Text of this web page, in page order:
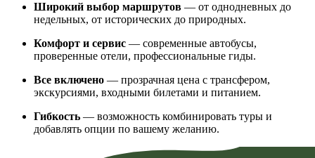
Широкий выбор маршрутов — от однодневных до
недельных, от исторических до природных.
Комфорт и сервис — современные автобусы,
проверенные отели, профессиональные гиды.
Все включено — прозрачная цена с трансфером,
экскурсиями, входными билетами и питанием.
Гибкость — возможность комбинировать туры и
добавлять опции по вашему желанию.